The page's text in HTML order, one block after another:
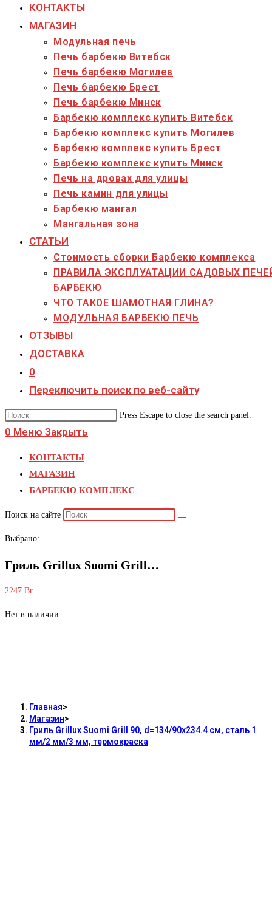
КОНТАКТЫ
МАГАЗИН
Модульная печь
Печь барбекю Витебск
Печь барбекю Могилев
Печь барбекю Брест
Печь барбекю Минск
Барбекю комплекс купить Витебск
Барбекю комплекс купить Могилев
Барбекю комплекс купить Брест
Барбекю комплекс купить Минск
Печь на дровах для улицы
Печь камин для улицы
Барбекю мангал
Мангальная зона
СТАТЬИ
Стоимость сборки Барбекю комплекса
ПРАВИЛА ЭКСПЛУАТАЦИИ САДОВЫХ
БАРБЕКЮ
ЧТО ТАКОЕ ШАМОТНАЯ ГЛИНА?
МОДУЛЬНАЯ БАРБЕКЮ ПЕЧЬ
ОТЗЫВЫ
ДОСТАВКА
0
Переключить поиск по веб-сайту
Press Escape to close the search panel.
0 Меню Закрыть
КОНТАКТЫ
МАГАЗИН
БАРБЕКЮ КОМПЛЕКС
Поиск на сайте
Выбрано:
Гриль Grillux Suomi Grill…
2247 Br
Нет в наличии
Главная>
Магазин>
Гриль Grillux Suomi Grill 90, d=134/90х234.4 см, сталь 1
мм/2 мм/3 мм, термокраска